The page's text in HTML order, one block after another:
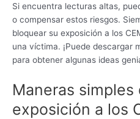
Si encuentra lecturas altas,
o compensar estos riesgos.
bloquear su exposición a los
una víctima. ¡Puede descargar
para obtener algunas ideas
Maneras
exposición a los